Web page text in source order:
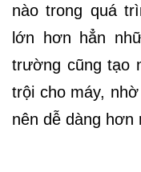
nào trong quá
lớn hơn hẳn
trường cũng tạo
trội cho máy,
nên dễ dàng hơn